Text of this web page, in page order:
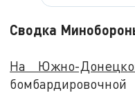
Сводка
На Южно-